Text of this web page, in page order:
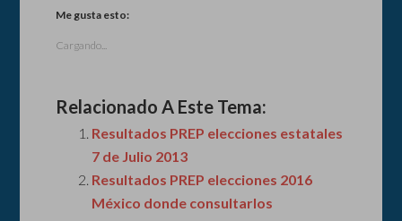
Me gusta esto:
Cargando...
Relacionado A Este Tema:
Resultados PREP elecciones estatales
7 de Julio 2013
Resultados PREP elecciones 2016
México donde consultarlos